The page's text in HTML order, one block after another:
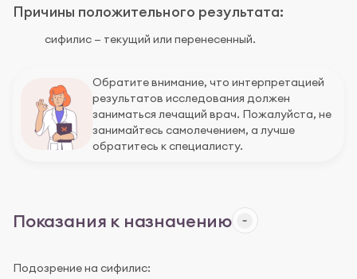
Причины положительного результата:
сифилис — текущий или перенесенный.
Обратите внимание, что интерпретацией
результатов исследования должен
заниматься лечащий врач. Пожалуйста, не
занимайтесь самолечением, а лучше
обратитесь к специалисту.
Показания к назначению
Подозрение на сифилис: